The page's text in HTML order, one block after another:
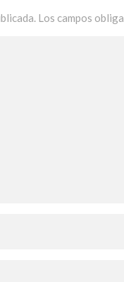
Los campos